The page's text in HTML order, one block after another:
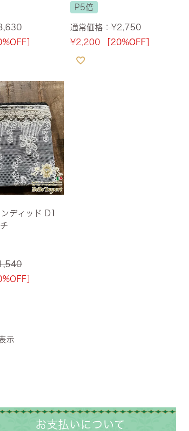
］
P5倍
通常価格：¥2,750
¥2,200 ［20%OFF］
ディッド D1
］
示
お支払いについて